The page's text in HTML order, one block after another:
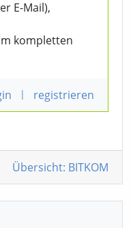
E-Mail),
kompletten
| registrieren
Übersicht: BITKOM